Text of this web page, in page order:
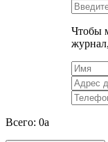
Чтобы
Всего: 0a